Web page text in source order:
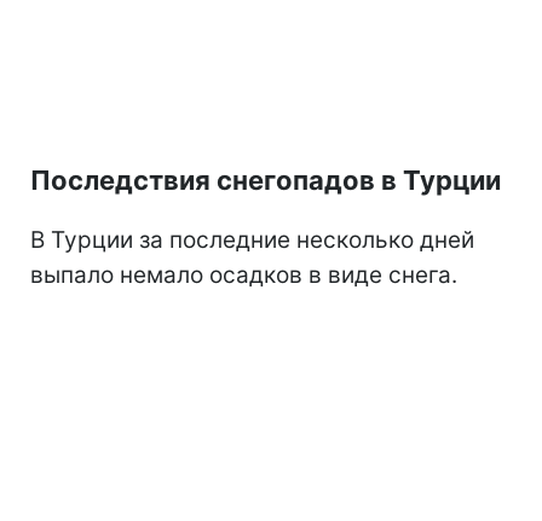
Последствия снегопадов в Турции
В Турции за последние несколько дней
выпало немало осадков в виде снега.